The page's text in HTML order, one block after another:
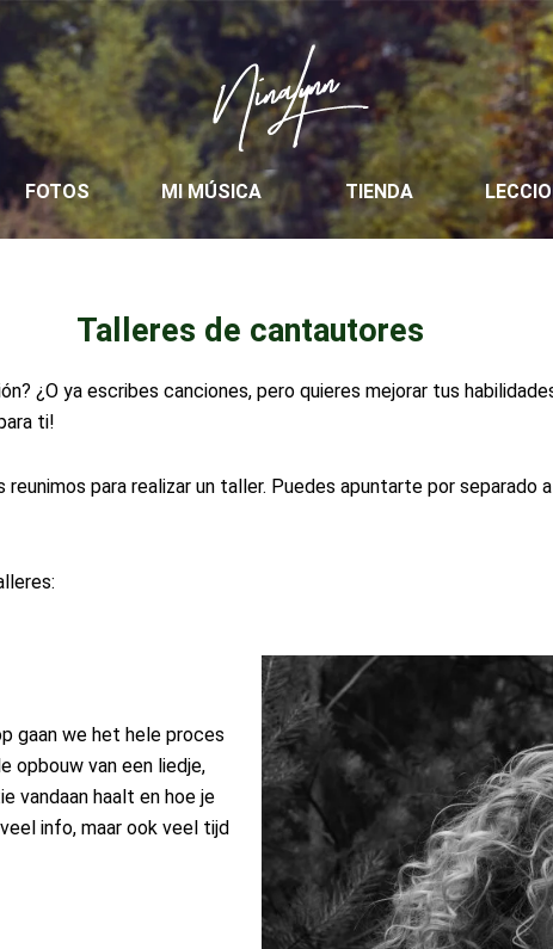
FOTOS MI MÚSICA TIENDA
Talleres de cantautores
¿O ya escribes canciones, pero quieres mejorar tus
ti!
reunimos para realizar un taller. Puedes apuntarte por
gaan we het hele proces
opbouw van een liedje,
vandaan haalt en hoe je
info, maar ook veel tijd